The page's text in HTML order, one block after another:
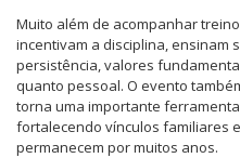
Muito além de acompanhar
incentivam a disciplina, ensinam
persistência, valores
quanto pessoal. O evento
torna uma importante
fortalecendo vínculos familiares
permanecem por muitos anos.